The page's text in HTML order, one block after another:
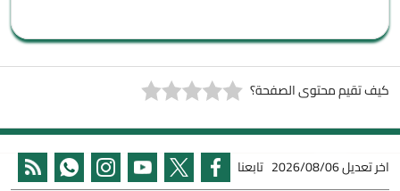
كيف تقيم محتوى الصفحة؟
اخر تعديل2026/08/06 تابعنا